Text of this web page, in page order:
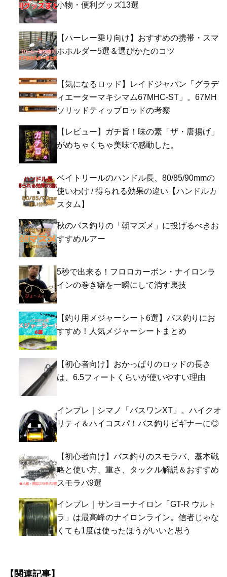
小物・便利グッズ13選
【ハーレー乗り向け】おすすめの携帯・スマ
ホホルダー5選＆選びかたのコツ
【気になるロッド】レイドジャパン「グラデ
ィエーターマキシマム67MHC-ST」。67MH
ソリッドティップロッドの考察
【レビュー】ガチ旨！味の素「ザ・唐揚げ」
がめちゃくちゃ美味で感動した。
ベイトリールのハンドル長、80/85/90mmの
使いわけ / 得られる効果の違い【ハンドルカ
スタム】
秋のバス釣りの「朝マズメ」に投げるべきお
すすめルアー
5秒で出来る！フロロカーボン・ナイロンラ
インの巻き癖を一瞬にして消す裏技
【釣り用メジャーシート6選】バス釣りにお
すすめ！人気メジャーシートまとめ
【初心者向け】おかっぱりのロッドの長さ
は、6.5フィートくらいが使いやすい理由
インプレ｜シマノ「バスワンXT」。ハイクオ
リティ＆ハイコスパ！バス釣りビギナーに◎
【初心者向け】バス釣りのスモラバ、基本戦
略と使い方、重さ、タックル解説＆おすすめ
スモラバ9選
インプレ｜サンヨーナイロン「GT-R ウルト
ラ」は最高峰のナイロンライン。信者じゃな
くても1度は使ったほうがいいと思う
【関連記事】